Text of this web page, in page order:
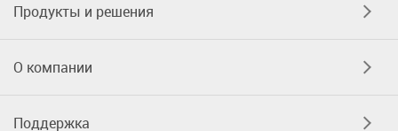
Продукты и решения
О компании
Поддержка